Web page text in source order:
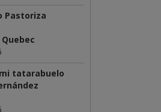
Pastoriza
tatarabuelo